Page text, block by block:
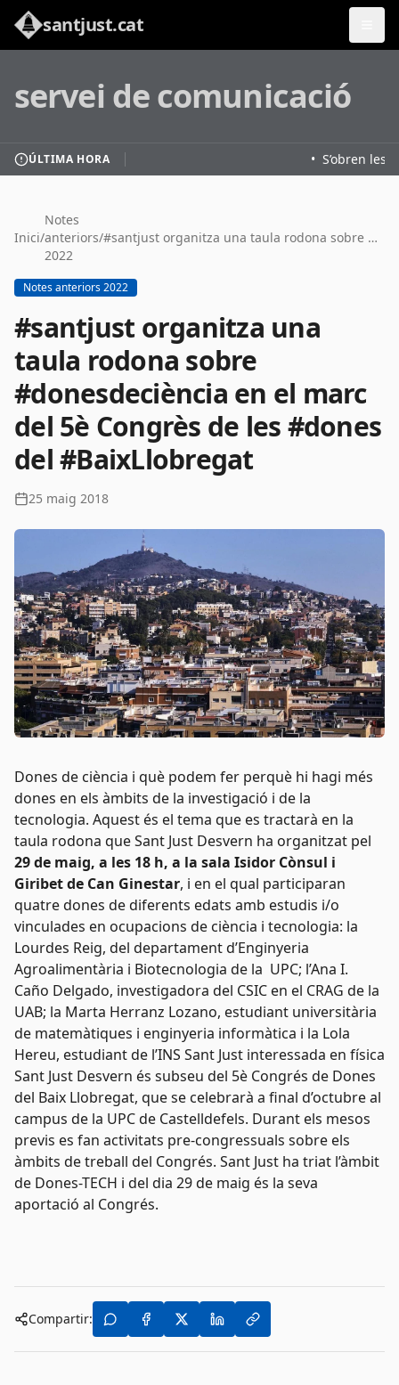
santjust.cat
servei de comunicació
ÚLTIMA HORA S’obren les
Inici/
Notes
anteriors
2022
/ #santjust organitza una taula rodona sobre #donesdeciència en el marc del 5è Congrès de les #dones del #BaixLlobregat
Notes anteriors 2022
#santjust organitza una
taula rodona sobre
#donesdeciència en el marc
del 5è Congrès de les #dones
del #BaixLlobregat
25 maig 2018
Dones de ciència i què podem fer perquè hi hagi més
dones en els àmbits de la investigació i de la
tecnologia. Aquest és el tema que es tractarà en la
taula rodona que Sant Just Desvern ha organitzat pel
29 de maig, a les 18 h, a la sala Isidor Cònsul i
Giribet de Can Ginestar, i en el qual participaran
quatre dones de diferents edats amb estudis i/o
vinculades en ocupacions de ciència i tecnologia: la
Lourdes Reig, del departament d’Enginyeria
Agroalimentària i Biotecnologia de la UPC; l’Ana I.
Caño Delgado, investigadora del CSIC en el CRAG de la
UAB; la Marta Herranz Lozano, estudiant universitària
de matemàtiques i enginyeria informàtica i la Lola
Hereu, estudiant de l’INS Sant Just interessada en física
Sant Just Desvern és subseu del 5è Congrés de Dones
del Baix Llobregat, que se celebrarà a final d’octubre al
campus de la UPC de Castelldefels. Durant els mesos
previs es fan activitats pre-congressuals sobre els
àmbits de treball del Congrés. Sant Just ha triat l’àmbit
de Dones-TECH i del dia 29 de maig és la seva
aportació al Congrés.
Compartir: